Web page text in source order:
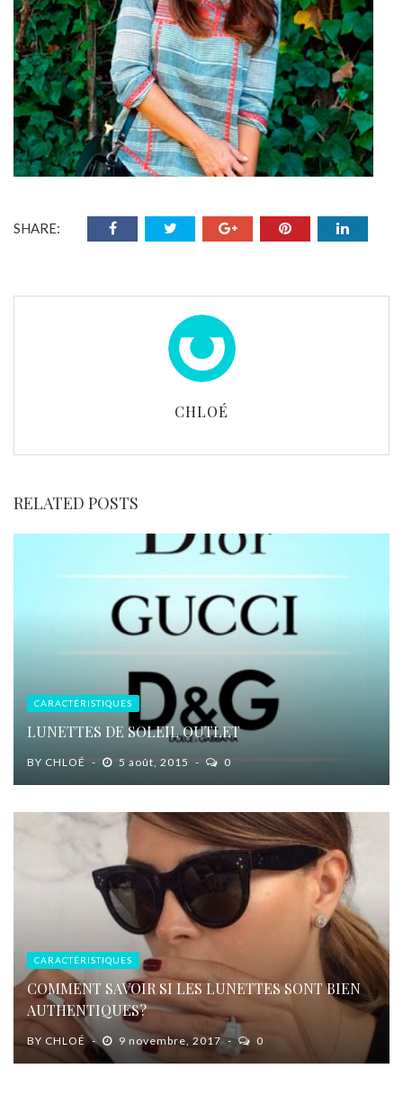
SHARE:
CHLOÉ
RELATED POSTS
CARACTÉRISTIQUES
LUNETTES DE SOLEIL OUTLET
BY CHLOÉ 5 août, 2015 0
CARACTÉRISTIQUES
COMMENT SAVOIR SI LES LUNETTES SONT BIEN
AUTHENTIQUES?
BY CHLOÉ 9 novembre, 2017 0